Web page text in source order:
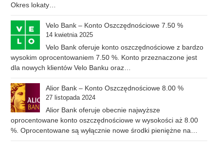
Okres lokaty…
Velo Bank – Konto Oszczędnościowe 7.50 %
14 kwietnia 2025
Velo Bank oferuje konto oszczędnościowe z bardzo
wysokim oprocentowaniem 7.50 %. Konto przeznaczone jest
dla nowych klientów Velo Banku oraz…
Alior Bank – Konto Oszczędnościowe 8.00 %
27 listopada 2024
Alior Bank oferuje obecnie najwyższe
oprocentowane konto oszczędnościowe w wysokości aż 8.00
%. Oprocentowane są wyłącznie nowe środki pieniężne na…